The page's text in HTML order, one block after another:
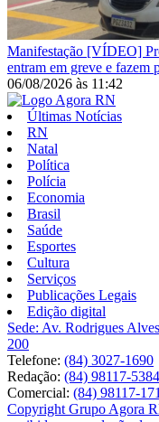
Manifestação [VÍDEO]
entram em greve e fazem
06/08/2026 às 11:42
Últimas Notícias
RN
Natal
Política
Polícia
Economia
Brasil
Saúde
Esportes
Cultura
Serviços
Publicações Legais
Edição digital
Sede: Av. Rodrigues
200
Telefone: (84) 3027-1690
Redação: (84) 98117-5384
Comercial: (84) 98117-
Copyright Grupo Agora